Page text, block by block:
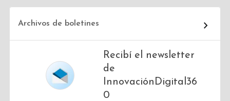
Archivos de boletines
Recibí el newsletter
de
InnovaciónDigital36
0